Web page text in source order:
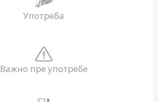
Употреба
Важно пре употребе